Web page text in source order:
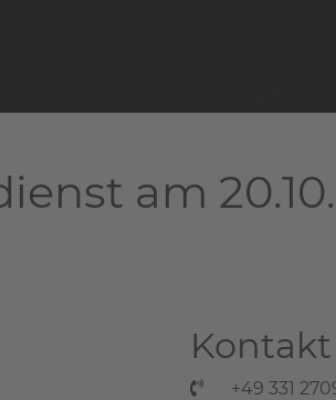
am
Kontakt
+49 331